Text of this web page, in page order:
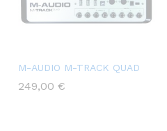
M-AUDIO M-TRACK QUAD
249,00 €